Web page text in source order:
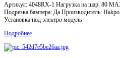
Артикул: 4048RX-1 Нагрузка на шар: 80
Подрезка бампера: Да Производитель:
Установка под электро модуль
Подробнее